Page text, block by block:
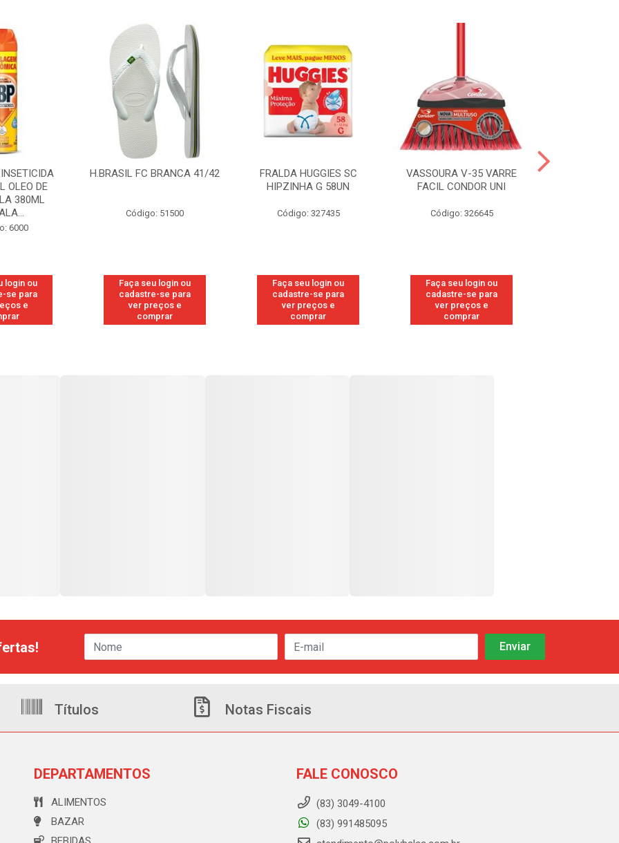
OLEO DE
380ML
6000
login ou
se para
e
H.BRASIL FC BRANCA 41/42
Código: 51500
Faça seu login ou
cadastre-se para
ver preços e
comprar
FRALDA HUGGIES SC
HIPZINHA G 58UN
Código: 327435
Faça seu login ou
cadastre-se para
ver preços e
comprar
VASSOURA V-35 VARRE
FACIL CONDOR UNI
Código: 326645
Faça seu login ou
cadastre-se para
ver preços e
comprar
Títulos Notas Fiscais
DEPARTAMENTOS
ALIMENTOS
BAZAR
FALE CONOSCO
(83) 3049-4100
(83) 991485095